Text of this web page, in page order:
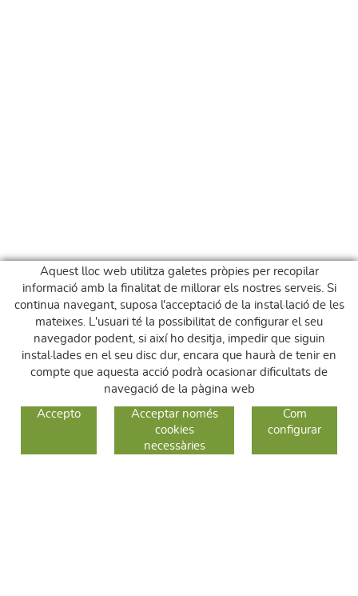
Aquest lloc web utilitza galetes pròpies per recopilar
informació amb la finalitat de millorar els nostres serveis. Si
continua navegant, suposa l'acceptació de la instal·lació de les
mateixes. L'usuari té la possibilitat de configurar el seu
navegador podent, si així ho desitja, impedir que siguin
instal·lades en el seu disc dur, encara que haurà de tenir en
compte que aquesta acció podrà ocasionar dificultats de
navegació de la pàgina web
Accepto
Acceptar només
cookies
necessàries
Com
configurar